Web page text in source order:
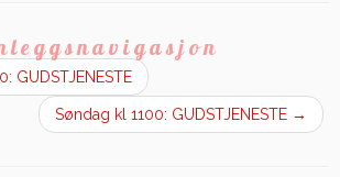
GUDSTJENESTE
Søndag kl 1100: GUDSTJENESTE →